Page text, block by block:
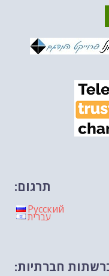
המנהיגות....
פרשת הת...
פרשת הת...
על פרשת הת...-- 13/02/2026
השבוע ת...-- 06/02/2026
ופוחת....
השבוע ת...
תרגום:
Русский
עברית
חברתיות: